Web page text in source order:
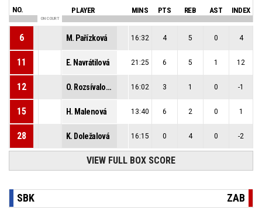
NO. PLAYER MINS PTS REB AST INDEX
ON COURT
6 M. Pařízková 16:32 4 5 0 4
11 E. Navrátilová 21:25 6 5 1 12
12 O. Rozsívalová 16:02 3 1 0 -1
15 H. Malenová 13:40 6 2 0 1
28 K. Doležalová 16:15 0 4 0 -2
VIEW FULL BOX SCORE
SBK ZAB